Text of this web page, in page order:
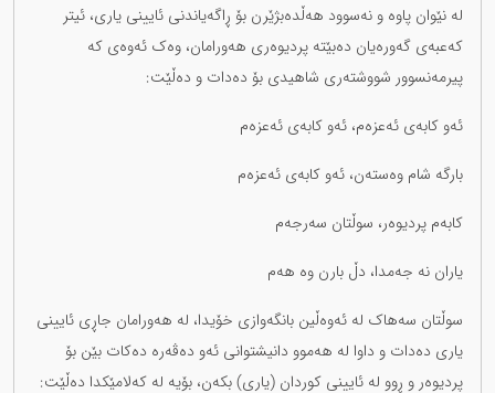
لە نێوان پاوە و نەسوود هەڵدەبژێرن بۆ ڕاگەیاندنی ئایینی یاری، ئیتر
کەعبەی گەورەیان دەبێتە پردیوەری هەورامان، وەک ئەوەی کە
پیرمەنسوور شووشتەری شاهیدی بۆ دەدات و دەڵێت:
ئەو کابەی ئەعزەم، ئەو کابەی ئەعزەم
بارگە شام وەستەن، ئەو کابەی ئەعزەم
کابەم پردیوەر، سوڵتان سەرجەم
یاران نە جەمدا، دڵ بارن وە هەم
سوڵتان سەهاک لە ئەوەڵین بانگەوازی خۆیدا، لە هەورامان جاڕی ئایینی
یاری دەدات و داوا لە هەموو دانیشتوانی ئەو دەڤەرە دەکات بێن بۆ
پردیوەر و ڕوو لە ئایینی کوردان (یاری) بکەن، بۆیە لە کەلامێکدا دەڵێت: